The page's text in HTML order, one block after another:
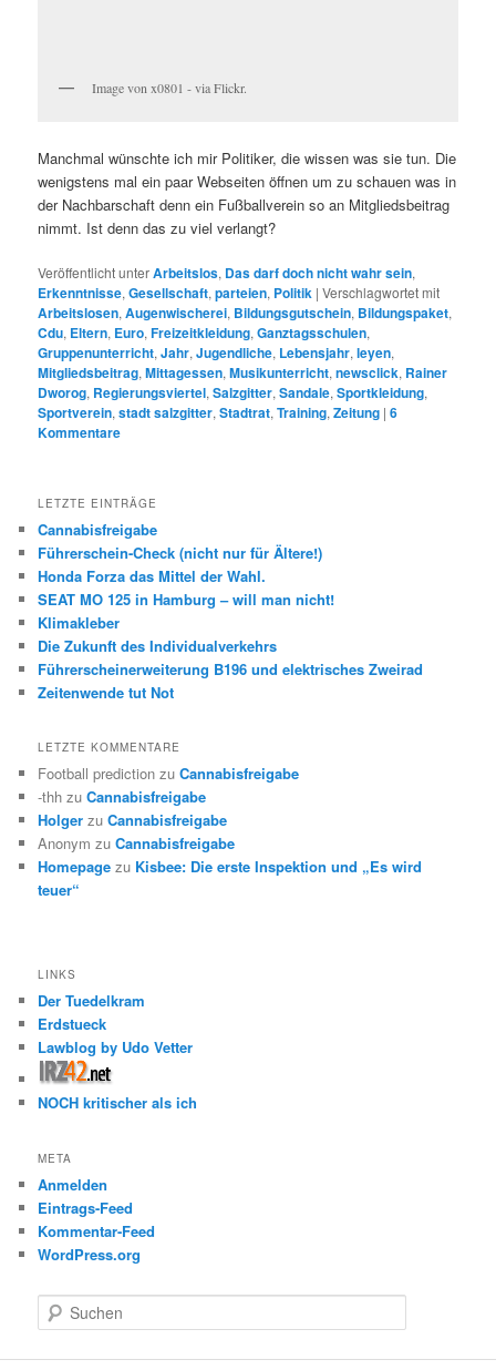
Image von x0801 - via Flickr.
Manchmal wünschte ich mir Politiker, die wissen was sie tun. Die
wenigstens mal ein paar Webseiten öffnen um zu schauen was in
der Nachbarschaft denn ein Fußballverein so an Mitgliedsbeitrag
nimmt. Ist denn das zu viel verlangt?
Veröffentlicht unterArbeitslos, Das darf doch nicht wahr sein,
Erkenntnisse,Gesellschaft,parteien, Politik |Verschlagwortet mit
Arbeitslosen,Augenwischerei, Bildungsgutschein, Bildungspaket,
Cdu, Eltern, Euro,Freizeitkleidung,Ganztagsschulen,
Gruppenunterricht,Jahr,Jugendliche, Lebensjahr,leyen,
Mitgliedsbeitrag,Mittagessen,Musikunterricht,newsclick, Rainer
Dworog, Regierungsviertel,Salzgitter,Sandale,Sportkleidung,
Sportverein,stadt salzgitter,Stadtrat,Training,Zeitung |6
Kommentare
LETZTE EINTRÄGE
Cannabisfreigabe
Führerschein-Check (nicht nur für Ältere!)
Honda Forza das Mittel der Wahl.
SEAT MO 125 in Hamburg – will man nicht!
Klimakleber
Die Zukunft des Individualverkehrs
Führerscheinerweiterung B196 und elektrisches Zweirad
Zeitenwende tut Not
LETZTE KOMMENTARE
Football prediction zuCannabisfreigabe
-thh zuCannabisfreigabe
Holger zuCannabisfreigabe
Anonym zuCannabisfreigabe
Homepage zu Kisbee: Die erste Inspektion und „Es wird
teuer“
LINKS
Der Tuedelkram
Erdstueck
Lawblog by Udo Vetter
NOCH kritischer als ich
META
Anmelden
Eintrags-Feed
Kommentar-Feed
WordPress.org
u